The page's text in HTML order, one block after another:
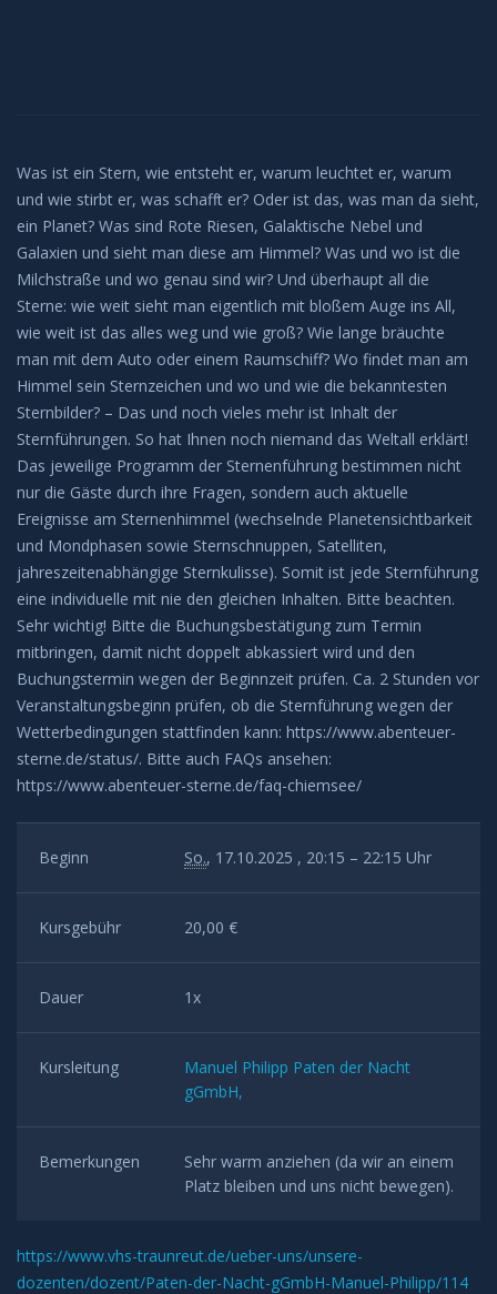
Was ist ein Stern, wie entsteht er, warum leuchtet er, warum
und wie stirbt er, was schafft er? Oder ist das, was man da sieht,
ein Planet? Was sind Rote Riesen, Galaktische Nebel und
Galaxien und sieht man diese am Himmel? Was und wo ist die
Milchstraße und wo genau sind wir? Und überhaupt all die
Sterne: wie weit sieht man eigentlich mit bloßem Auge ins All,
wie weit ist das alles weg und wie groß? Wie lange bräuchte
man mit dem Auto oder einem Raumschiff? Wo findet man am
Himmel sein Sternzeichen und wo und wie die bekanntesten
Sternbilder? – Das und noch vieles mehr ist Inhalt der
Sternführungen. So hat Ihnen noch niemand das Weltall erklärt!
Das jeweilige Programm der Sternenführung bestimmen nicht
nur die Gäste durch ihre Fragen, sondern auch aktuelle
Ereignisse am Sternenhimmel (wechselnde Planetensichtbarkeit
und Mondphasen sowie Sternschnuppen, Satelliten,
jahreszeitenabhängige Sternkulisse). Somit ist jede Sternführung
eine individuelle mit nie den gleichen Inhalten. Bitte beachten.
Sehr wichtig! Bitte die Buchungsbestätigung zum Termin
mitbringen, damit nicht doppelt abkassiert wird und den
Buchungstermin wegen der Beginnzeit prüfen. Ca. 2 Stunden vor
Veranstaltungsbeginn prüfen, ob die Sternführung wegen der
Wetterbedingungen stattfinden kann: https://www.abenteuer-
sterne.de/status/. Bitte auch FAQs ansehen:
https://www.abenteuer-sterne.de/faq-chiemsee/
Beginn So., 17.10.2025 , 20:15 – 22:15 Uhr
Kursgebühr 20,00 €
Dauer 1x
Kursleitung
Manuel Philipp Paten der Nacht
gGmbH,
Bemerkungen
Sehr warm anziehen (da wir an einem
Platz bleiben und uns nicht bewegen).
https://www.vhs-traunreut.de/ueber-uns/unsere-
dozenten/dozent/Paten-der-Nacht-gGmbH-Manuel-Philipp/114